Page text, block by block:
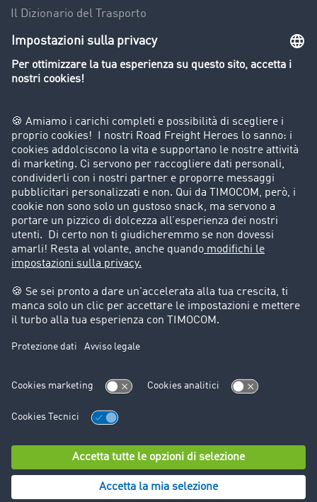
Il Dizionario del Trasporto
Panoramica della borsa di carichi
Divieti di circolazione per mezzi pesanti
Azienda
Porta un nuovo cliente
Storie di successo
Informazioni legali
Note legali
Trattamento dei dati
Cookie-Einstellungen
Assistenza
© TIMOCOM GmbH 2024. Tutti i diritti riservati